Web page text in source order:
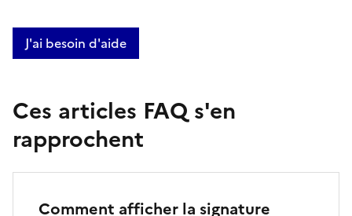
J'ai besoin d'aide
Ces articles FAQ s'en
rapprochent
Comment afficher la signature